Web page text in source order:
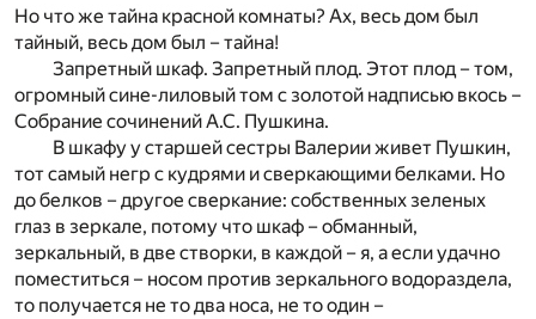
Но что же тайна красной комнаты? Ах, весь дом был
тайный, весь дом был – тайна!
Запретный шкаф. Запретный плод. Этот плод – том,
огромный сине-лиловый том с золотой надписью вкось –
Собрание сочинений А.С. Пушкина.
В шкафу у старшей сестры Валерии живет Пушкин,
тот самый негр с кудрями и сверкающими белками. Но
до белков – другое сверкание: собственных зеленых
глаз в зеркале, потому что шкаф – обманный,
зеркальный, в две створки, в каждой – я, а если удачно
поместиться – носом против зеркального водораздела,
то получается не то два носа, не то один –